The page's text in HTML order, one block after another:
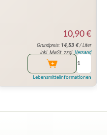
10,90 €
Grundpreis: 14,53 €/ Liter
inkl. MwSt. zzgl. Versand
Lebensmittelinformationen